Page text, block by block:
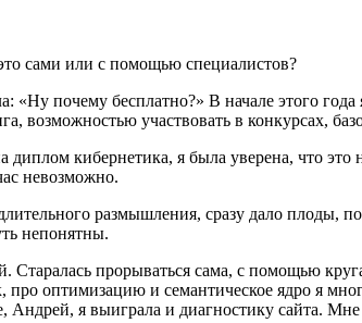
сами или с помощью специалистов?
«Ну почему бесплатно?» В начале этого
участвовать в конкурсах,
кибернетика, я была уверена, что
невозможно.
размышления, сразу дало плоды,
непонятны.
прорываться сама, с помощью
оптимизацию и семантическое ядро я
я выиграла и диагностику сайта.